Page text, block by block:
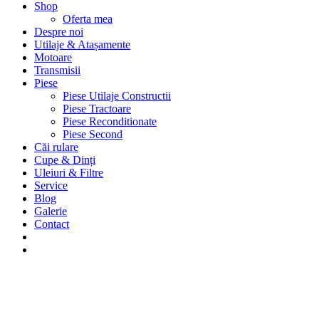
Shop
Oferta mea
Despre noi
Utilaje & Atașamente
Motoare
Transmisii
Piese
Piese Utilaje Constructii
Piese Tractoare
Piese Reconditionate
Piese Second
Căi rulare
Cupe & Dinți
Uleiuri & Filtre
Service
Blog
Galerie
Contact